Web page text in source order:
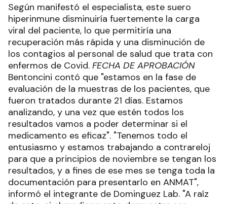
Según manifestó el especialista, este suero
hiperinmune disminuiría fuertemente la carga
viral del paciente, lo que permitiría una
recuperación más rápida y una disminución de
los contagios al personal de salud que trata con
enfermos de Covid. FECHA DE APROBACIÓN
Bentoncini contó que "estamos en la fase de
evaluación de la muestras de los pacientes, que
fueron tratados durante 21 días. Estamos
analizando, y una vez que estén todos los
resultados vamos a poder determinar si el
medicamento es eficaz". "Tenemos todo el
entusiasmo y estamos trabajando a contrareloj
para que a principios de noviembre se tengan los
resultados, y a fines de ese mes se tenga toda la
documentación para presentarlo en ANMAT",
informó el integrante de Dominguez Lab. "A raíz